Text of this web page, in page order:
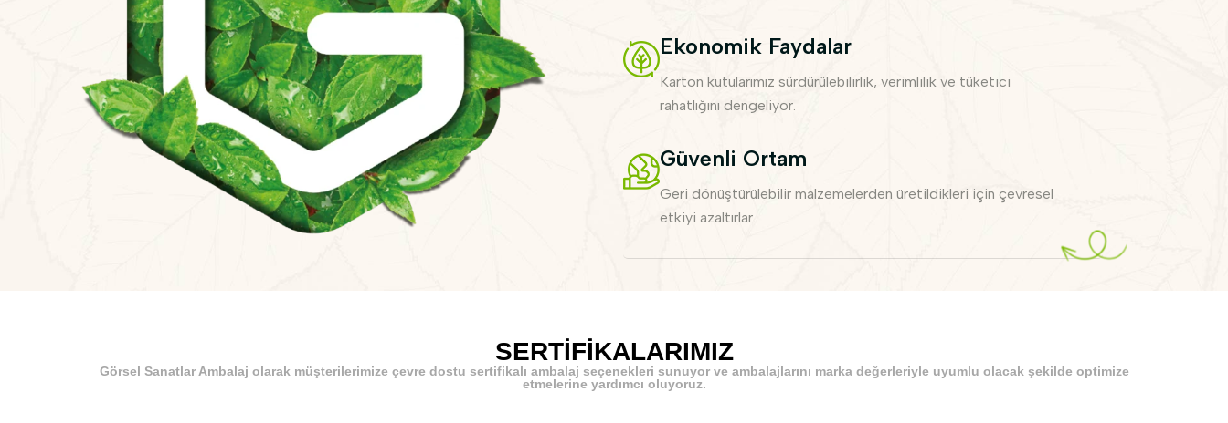
Ekonomik Faydalar
Karton kutularımız sürdürülebilirlik, verimlilik ve tüketici
rahatlığını dengeliyor.
Güvenli Ortam
Geri dönüştürülebilir malzemelerden üretildikleri için çevresel
etkiyi azaltırlar.
SERTİFİKALARIMIZ
Görsel Sanatlar Ambalaj olarak müşterilerimize çevre dostu sertifikalı ambalaj seçenekleri sunuyor ve ambalajlarını marka değerleriyle uyumlu olacak şekilde optimize
etmelerine yardımcı oluyoruz.